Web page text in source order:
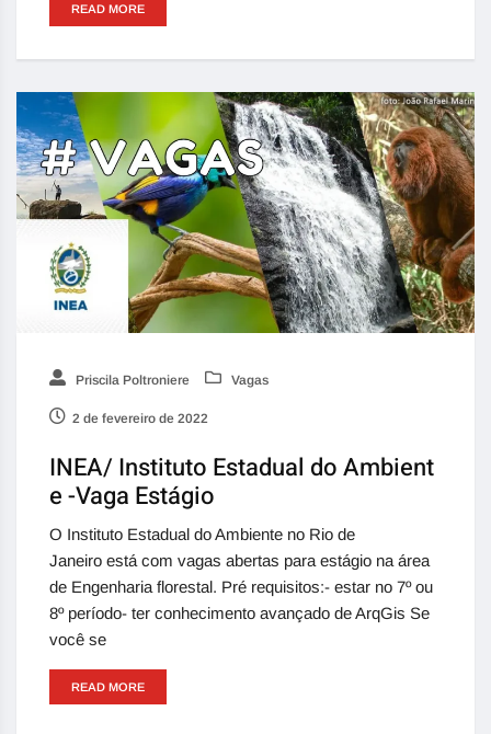
READ MORE
Priscila Poltroniere Vagas
2 de fevereiro de 2022
INEA/ Instituto Estadual do Ambient
e -Vaga Estágio
O Instituto Estadual do Ambiente no Rio de
Janeiro está com vagas abertas para estágio na área
de Engenharia florestal. Pré requisitos:- estar no 7º ou
8º período- ter conhecimento avançado de ArqGis Se
você se
READ MORE